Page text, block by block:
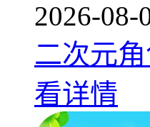
2026-08-
二次元
看详情